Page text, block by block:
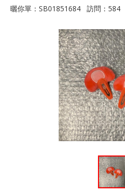
曬你單：SB01851684 訪問：